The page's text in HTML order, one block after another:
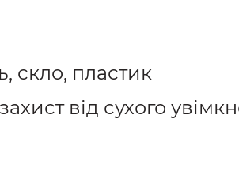
скло, пластик
від сухого